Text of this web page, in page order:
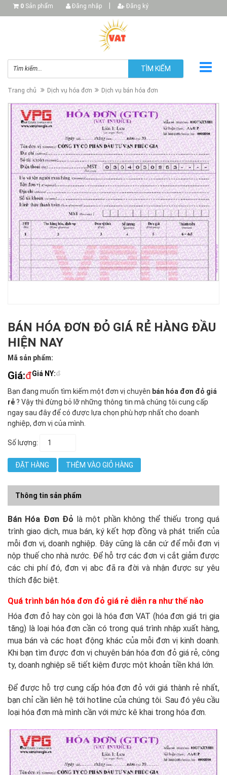
0 Sản phẩm Đăng nhập Đăng ký
TÌM KIẾM
▼
▼
▼
Trang chủ Dịch vụ hóa đơn Dịch vụ bán hóa đơn
BÁN HÓA ĐƠN ĐỎ GIÁ RẺ HÀNG ĐẦU
HIỆN NAY
Mã sản phẩm:
Giá:đGiá NY:đ
Bạn đang muốn tìm kiếm một đơn vị chuyên bán hóa đơn đỏ giá
rẻ ? Vậy thì đừng bỏ lỡ những thông tin mà chúng tôi cung cấp
ngay sau đây để có được lựa chọn phù hợp nhất cho doanh
nghiệp, đơn vị của mình.
Số lượng:
ĐẶT HÀNG THÊM VÀO GIỎ HÀNG
Thông tin sản phẩm
Bán Hóa Đơn Đỏ là một phần không thể thiếu trong quá
trình giao dịch, mua bán, ký kết hợp đồng và phát triển của
mỗi đơn vị, doanh nghiệp. Đây cũng là căn cứ để mỗi đơn vị
nộp thuế cho nhà nước. Để hỗ trợ các đơn vị cắt giảm được
các chi phí đó, đơn vị abc đã ra đời và nhận được sự yêu
thích đặc biệt.
Quá trình bán hóa đơn đỏ giá rẻ diễn ra như thế nào
Hóa đơn đỏ hay còn gọi là hóa đơn VAT (hóa đơn giá trị gia
tăng) là loại hóa đơn cần có trong quá trình nhập xuất hàng,
mua bán và các hoạt động khác của mỗi đơn vị kinh doanh.
Khi bạn tìm được đơn vị chuyên bán hóa đơn đỏ giá rẻ, công
ty, doanh nghiệp sẽ tiết kiệm được một khoản tiền khá lớn.
Để được hỗ trợ cung cấp hóa đơn đỏ với giá thành rẻ nhất,
bạn chỉ cần liên hệ tới hotline của chúng tôi. Sau đó yêu cầu
loại hóa đơn mà mình cần với mức kê khai trong hóa đơn.